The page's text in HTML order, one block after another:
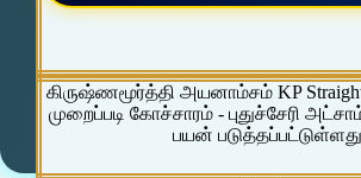
கிருஷ்ணமூர்த்தி அயனாம்சம் KP Straight
முறைப்படி கோச்சாரம் - புதுச்சேரி
பயன் படுத்தப்பட்டுள்ளது